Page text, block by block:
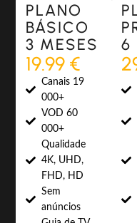
PLANO
BÁSICO
3 MESES
19.99 €
Canais 19
000+
VOD 60
000+
Qualidade
4K, UHD,
FHD, HD
Sem
anúncios
6